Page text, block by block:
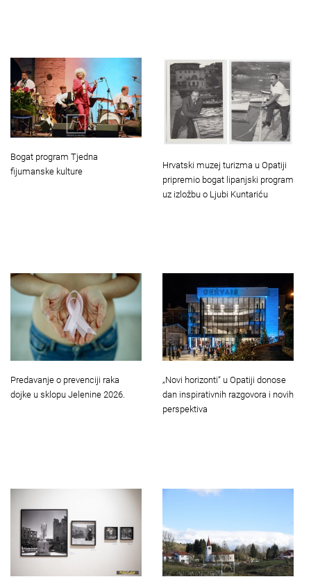
Bogat program Tjedna
fijumanske kulture
Hrvatski muzej turizma u Opatiji
pripremio bogat lipanjski program
uz izložbu o Ljubi Kuntariću
Predavanje o prevenciji raka
dojke u sklopu Jelenine 2026.
„Novi horizonti“ u Opatiji donose
dan inspirativnih razgovora i novih
perspektiva